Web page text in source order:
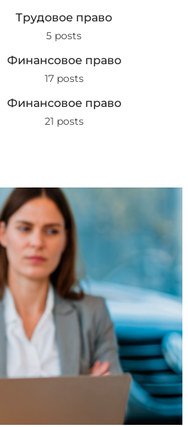
Трудовое право
5 posts
Финансовое право
17 posts
Финансовое право
21 posts